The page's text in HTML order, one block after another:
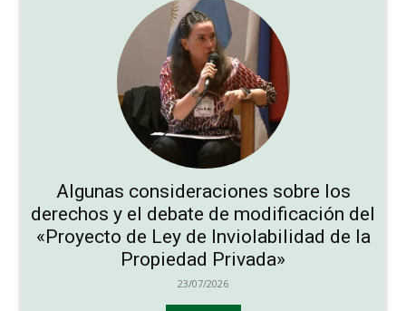
Algunas consideraciones sobre los
derechos y el debate de modificación del
«Proyecto de Ley de Inviolabilidad de la
Propiedad Privada»
23/07/2026